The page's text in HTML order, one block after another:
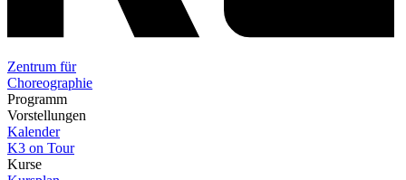
Zentrum für
Choreographie
Programm
Vorstellungen
Kalender
K3 on Tour
Kurse